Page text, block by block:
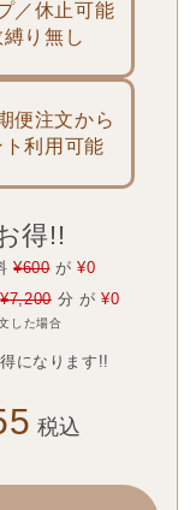
／休止可能
縛り無し
便注文から
ト利用可能
得!!
¥600が¥0
¥7,200分 が ¥0
した場合
になります!!
税込